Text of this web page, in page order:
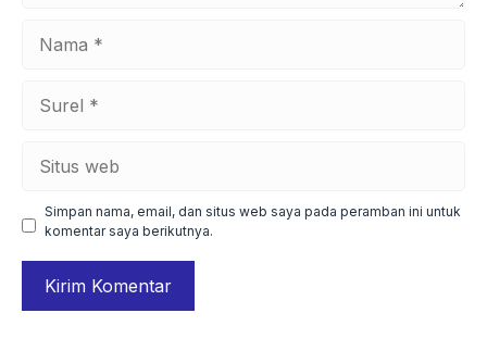
Simpan nama, email, dan situs web saya pada peramban ini untuk
komentar saya berikutnya.